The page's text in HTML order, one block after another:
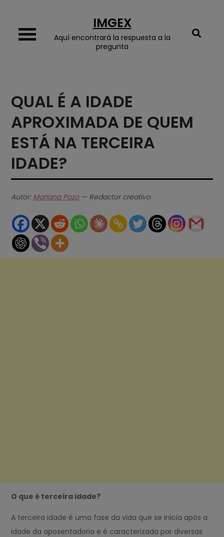
content
IMGEX
Aquí encontrará la respuesta a la
pregunta
QUAL É A IDADE
APROXIMADA DE QUEM
ESTÁ NA TERCEIRA
IDADE?
Autor: Mariana Pozo— Redactor creativo
O que é terceira idade?
A terceira idade é uma fase da vida que se inicia após a
idade da aposentadoria e é caracterizada por diversas